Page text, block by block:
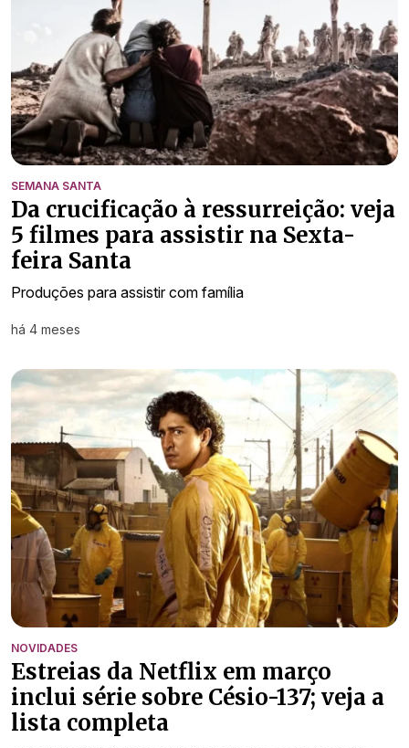
SEMANA SANTA
Da crucificação à ressurreição: veja
5 filmes para assistir na Sexta-
feira Santa
Produções para assistir com família
há 4 meses
NOVIDADES
Estreias da Netflix em março
inclui série sobre Césio-137; veja a
lista completa